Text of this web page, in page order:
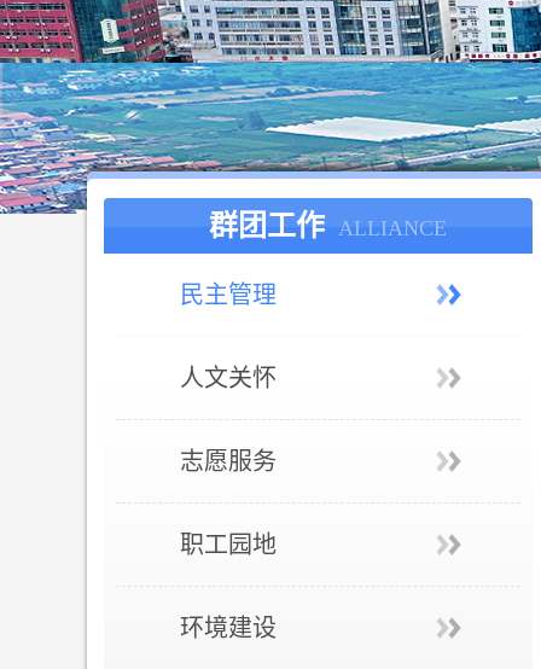
群团工作 ALLIANCE
民主管理
人文关怀
志愿服务
职工园地
环境建设